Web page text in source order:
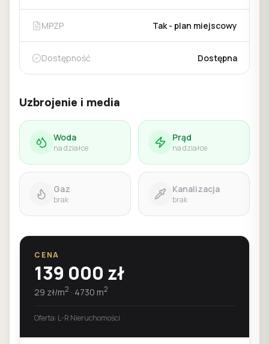
MPZP Tak - plan miejscowy
Dostępność Dostępna
Uzbrojenie i media
Woda
na działce
Prąd
na działce
Gaz
brak
Kanalizacja
brak
CENA
139 000 zł
29 zł/m2 · 4730 m2
Oferta: L-R Nieruchomości